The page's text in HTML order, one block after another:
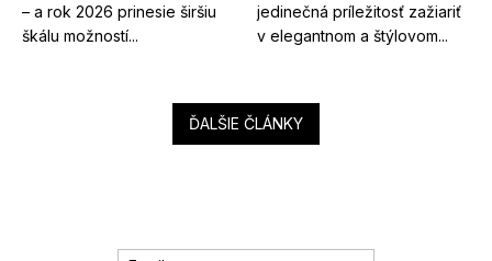
– a rok 2026 prinesie širšiu
škálu možností...
jedinečná príležitosť zažiariť
v elegantnom a štýlovom...
ĎALŠIE ČLÁNKY